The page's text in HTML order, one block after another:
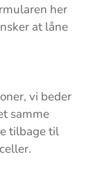
her
at låne
vi beder
samme
tilbage til